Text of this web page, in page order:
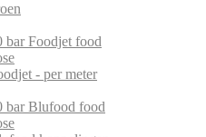
bar Foodjet food
- per meter
bar Blufood food